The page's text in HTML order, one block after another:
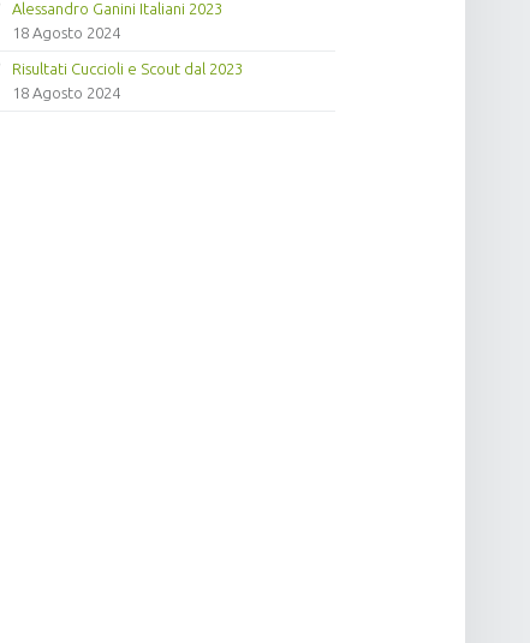
Alessandro Ganini Italiani 2023
18 Agosto 2024
Risultati Cuccioli e Scout dal 2023
18 Agosto 2024